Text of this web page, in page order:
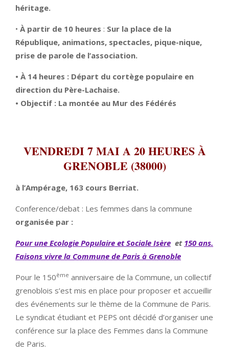
héritage.
• À partir de 10 heures : Sur la place de la
République, animations, spectacles, pique-nique,
prise de parole de l’association.
• À 14 heures : Départ du cortège populaire en
direction du Père-Lachaise.
• Objectif : La montée au Mur des Fédérés
VENDREDI 7 MAI A 20 HEURES À
GRENOBLE (38000)
à l’Ampérage, 163 cours Berriat.
Conference/debat : Les femmes dans la commune
organisée par :
Pour une Ecologie Populaire et Sociale Isère et 150 ans.
Faisons vivre la Commune de Paris à Grenoble
Pour le 150ème anniversaire de la Commune, un collectif
grenoblois s’est mis en place pour proposer et accueillir
des événements sur le thème de la Commune de Paris.
Le syndicat étudiant et PEPS ont décidé d’organiser une
conférence sur la place des Femmes dans la Commune
de Paris.